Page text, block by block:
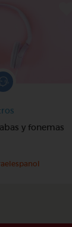
y fonemas